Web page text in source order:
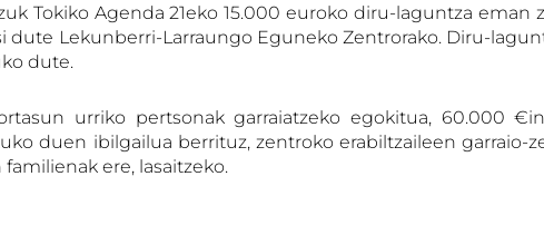
Tokiko Agenda 21eko 15.000 euroko diru-laguntza eman
dute Lekunberri-Larraungo Eguneko Zentrorako. Diru-
dute.
urriko pertsonak garraiatzeko egokitua, 60.000
duen ibilgailua berrituz, zentroko erabiltzaileen garraio-
ere, lasaitzeko.